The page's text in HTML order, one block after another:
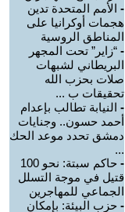
- الأمم المتحدة تدين
هجمات أوكرانيا على
المناطق الروسية
- “زاير” تحت المجهر
البريطاني لشبهات
صلات بحزب الله
تحقيقات ب ...
- النيابة تطالب بإعدام
أحمد حسون.. وجنايات
دمشق تحدد موعد الحك
...
-
حاكم سبتة: نحو 100
قتيل في موجة التسلل
الجماعي للمهاجرين
- حزب البيئة: بإمكان